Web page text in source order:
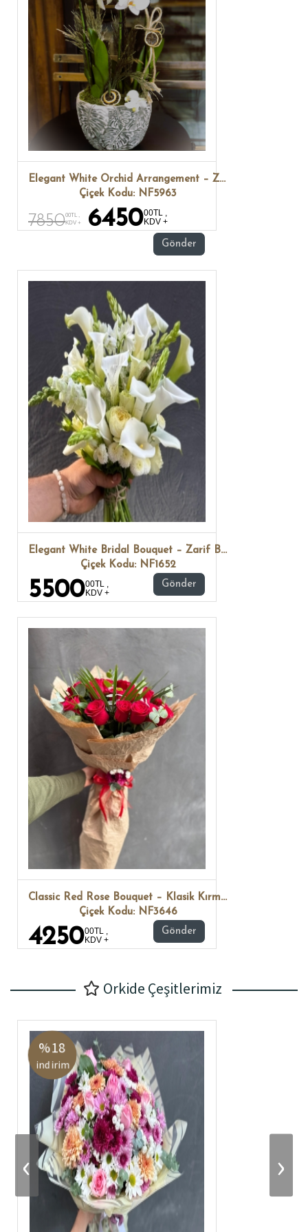
Elegant White Orchid Arrangement – Zarif Beyaz Orkide Tasarımı
Çiçek Kodu: NF5963
785000TL ,
KDV +
645000TL ,
KDV +
Gönder
Elegant White Bridal Bouquet – Zarif Beyaz Gelin Buketi
Çiçek Kodu: NF1652
550000TL ,
KDV +
Gönder
Classic Red Rose Bouquet – Klasik Kırmızı Gül Buketi
Çiçek Kodu: NF3646
425000TL ,
KDV +
Gönder
Orkide Çeşitlerimiz
%18
indirim
‹ ›